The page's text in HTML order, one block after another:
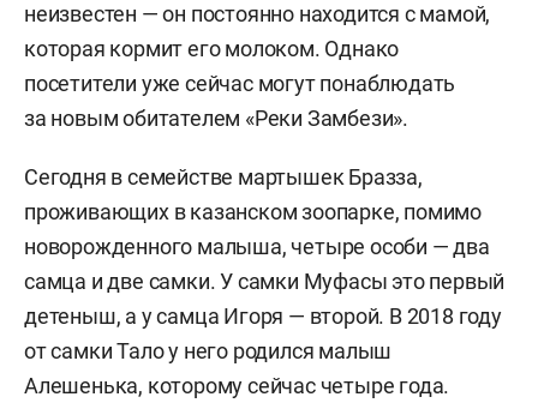
неизвестен — он постоянно находится с мамой,
которая кормит его молоком. Однако
посетители уже сейчас могут понаблюдать
за новым обитателем «Реки Замбези».
Сегодня в семействе мартышек Бразза,
проживающих в казанском зоопарке, помимо
новорожденного малыша, четыре особи — два
самца и две самки. У самки Муфасы это первый
детеныш, а у самца Игоря — второй. В 2018 году
от самки Тало у него родился малыш
Алешенька, которому сейчас четыре года.